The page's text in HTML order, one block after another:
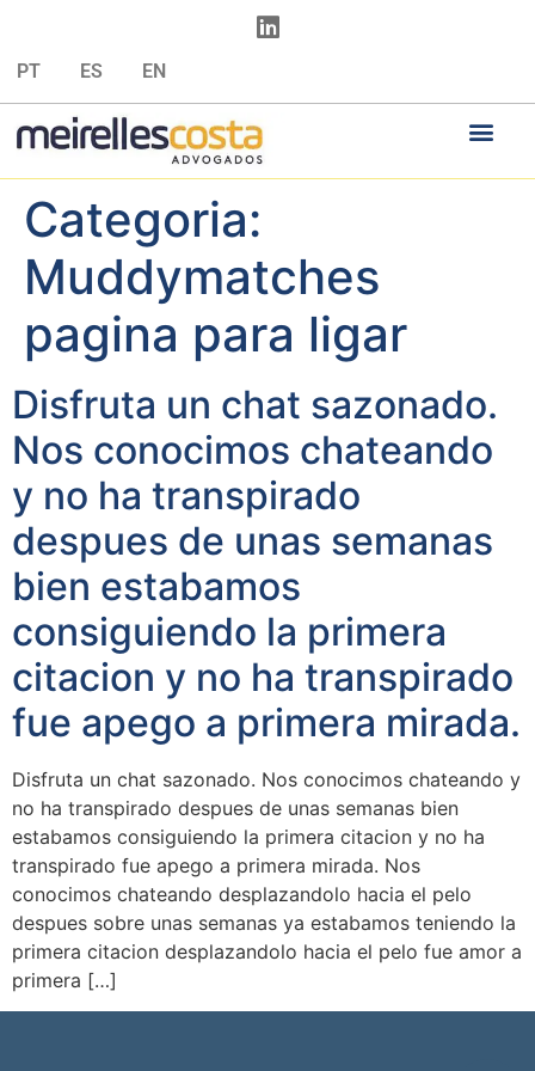
PT ES EN
Categoria:
Muddymatches
pagina para ligar
Disfruta un chat sazonado.
Nos conocimos chateando
y no ha transpirado
despues de unas semanas
bien estabamos
consiguiendo la primera
citacion y no ha transpirado
fue apego a primera mirada.
Disfruta un chat sazonado. Nos conocimos chateando y
no ha transpirado despues de unas semanas bien
estabamos consiguiendo la primera citacion y no ha
transpirado fue apego a primera mirada. Nos
conocimos chateando desplazandolo hacia el pelo
despues sobre unas semanas ya estabamos teniendo la
primera citacion desplazandolo hacia el pelo fue amor a
primera […]